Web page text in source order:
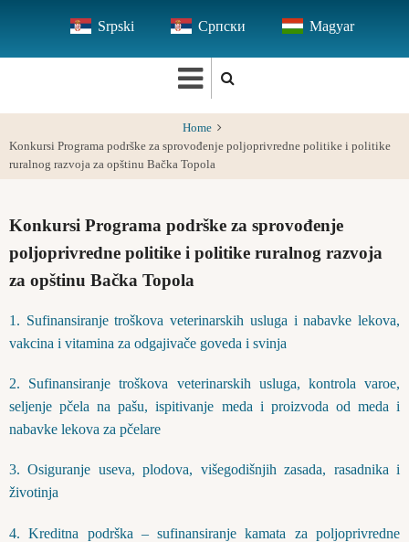
main
Srpski Српски Magyar
Home
Konkursi Programa podrške za sprovođenje poljoprivredne politike i politike
ruralnog razvoja za opštinu Bačka Topola
Konkursi Programa podrške za sprovođenje
poljoprivredne politike i politike ruralnog razvoja
za opštinu Bačka Topola
1. Sufinansiranje troškova veterinarskih usluga i nabavke lekova,
vakcina i vitamina za odgajivače goveda i svinja
2. Sufinansiranje troškova veterinarskih usluga, kontrola varoe,
seljenje pčela na pašu, ispitivanje meda i proizvoda od meda i
nabavke lekova za pčelare
3. Osiguranje useva, plodova, višegodišnjih zasada, rasadnika i
životinja
4. Kreditna podrška – sufinansiranje kamata za poljoprivredne